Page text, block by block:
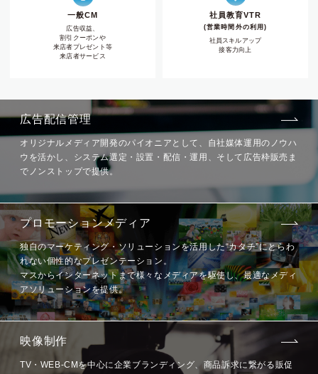
一般CM
広告収益、
割引クーポンや
来店者プレゼント等
来店者サービス
社員教育VTR
(営業時間外の利用)
社員スキルアップ
接客力向上
広告配信管理
オリジナルメディア開発のパイオニアとして、 自社媒体運用のノウハ
ウを活かし、 システム選定・設置・配信・運用、 そして広告枠販売ま
でノンストップで提供。
プロモーションメディア
独自のマーケティング・ソリューションを活用した“カタチ”にとらわ
れない個性的なプレゼンテーション。
マスからインターネットまで様々なメディアを駆使し、最適なメディ
アソリューションを提供。
映像制作
TV・WEB-CMを中心に企業ブランディング、 商品訴求に繋がる販促